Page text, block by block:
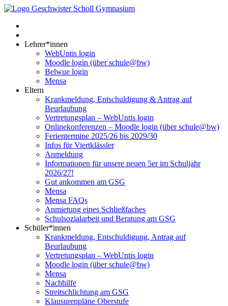
Lehrer*innen
WebUntis login
Moodle login (über schule@bw)
Belwue login
Mensa
Eltern
Krankmeldung, Entschuldigung & Antrag auf
Beurlaubung
Vertretungsplan – WebUntis login
Onlinekonferenzen – Moodle login (über schule@bw)
Ferientermine 2025/26 bis 2029/30
Infos für Viertklässler
Anmeldung
Informationen für unsere neuen 5er im Schuljahr
2026/27!
Gut ankommen am GSG
Mensa
Mensa FAQs
Anmietung eines Schließfaches
Schulsozialarbeit und Beratung am GSG
Schüler*innen
Krankmeldung, Entschuldigung, Antrag auf
Beurlaubung
Vertretungsplan – WebUntis login
Moodle login (über schule@bw)
Mensa
Nachhilfe
Streitschlichtung am GSG
Klausurenpläne Oberstufe